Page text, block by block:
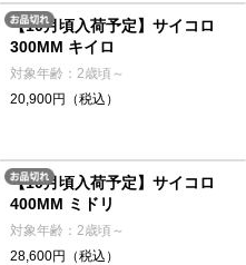
【10月頃入荷予定】サイコロ
300MM キイロ
対象年齢：2歳頃～
20,900円（税込）
【10月頃入荷予定】サイコロ
400MM ミドリ
対象年齢：2歳頃～
28,600円（税込）